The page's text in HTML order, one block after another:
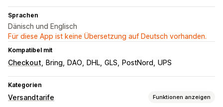
Sprachen
Dänisch und Englisch
Für diese App ist keine Übersetzung auf Deutsch vorhanden.
Kompatibel mit
Checkout Bring DAO DHL GLS PostNord UPS
Kategorien
Versandtarife Funktionen anzeigen